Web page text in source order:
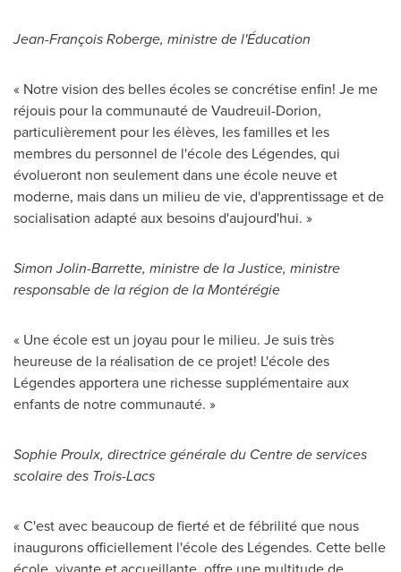
Jean-François Roberge, ministre de l'Éducation
« Notre vision des belles écoles se concrétise enfin! Je me
réjouis pour la communauté deVaudreuil-Dorion,
particulièrement pour les élèves, les familles et les
membres du personnel de l'école des Légendes, qui
évolueront non seulement dans une école neuve et
moderne, mais dans un milieu de vie, d'apprentissage et de
socialisation adapté aux besoins d'aujourd'hui. »
Simon Jolin-Barrette, ministre de la Justice, ministre
responsable de la région de la Montérégie
« Une école est un joyau pour le milieu. Je suis très
heureuse de la réalisation de ce projet! L'école des
Légendes apportera une richesse supplémentaire aux
enfants de notre communauté. »
Sophie Proulx, directrice générale du Centre de services
scolaire des Trois-Lacs
« C'est avec beaucoup de fierté et de fébrilité que nous
inaugurons officiellement l'école des Légendes. Cette belle